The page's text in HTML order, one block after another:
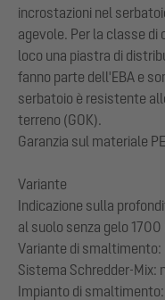
incrostazioni nel
agevole. Per la classe di
loco una piastra di
fanno parte dell'EBA e
serbatoio è resistente
terreno (GOK).
Garanzia sul materiale
Variante
Indicazione sulla
al suolo senza gelo 1700
Variante di smaltimento:
Sistema Schredder-Mix:
Impianto di